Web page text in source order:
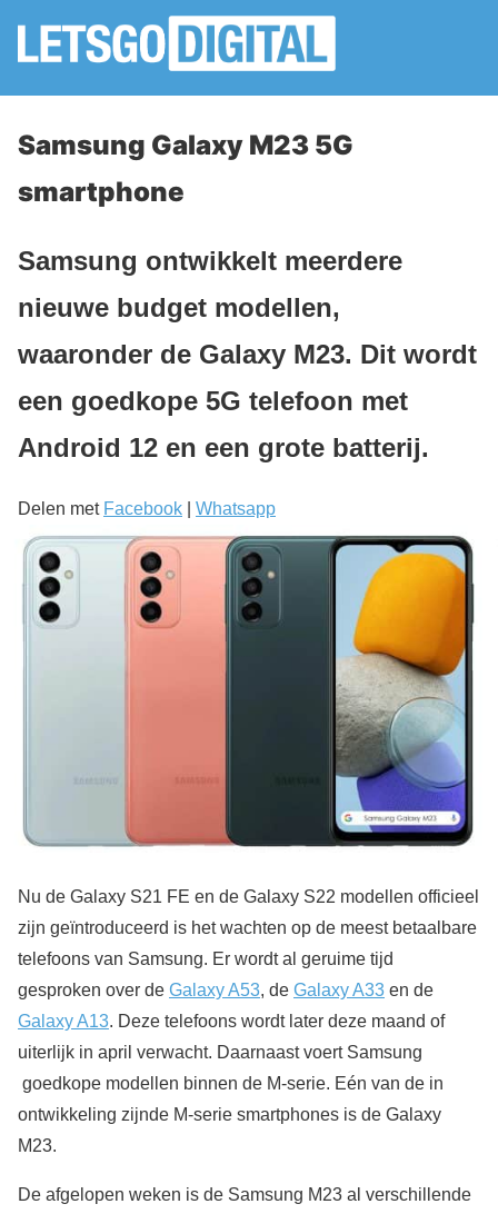
Samsung Galaxy M23 5G
smartphone
Samsung ontwikkelt meerdere
nieuwe budget modellen,
waaronder de Galaxy M23. Dit wordt
een goedkope 5G telefoon met
Android 12 en een grote batterij.
Delen met Facebook Whatsapp
Nu de Galaxy S21 FE en de Galaxy S22 modellen officieel
zijn geïntroduceerd is het wachten op de meest betaalbare
telefoons van Samsung. Er wordt al geruime tijd
gesproken over de Galaxy A53, de Galaxy A33 en de
Galaxy A13. Deze telefoons wordt later deze maand of
uiterlijk in april verwacht. Daarnaast voert Samsung
goedkope modellen binnen de M-serie. Eén van de in
ontwikkeling zijnde M-serie smartphones is de Galaxy
M23.
De afgelopen weken is de Samsung M23 al verschillende